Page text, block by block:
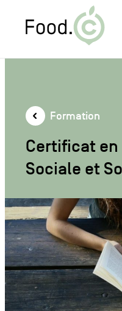
Formation
Certificat en
Sociale et